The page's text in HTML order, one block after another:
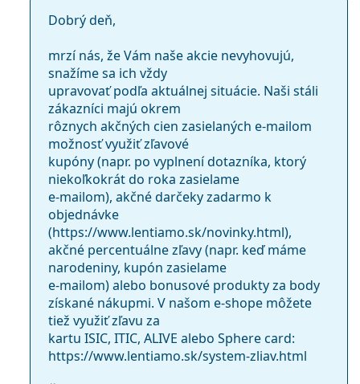
Dobrý deň,
mrzí nás, že Vám naše akcie nevyhovujú,
snažíme sa ich vždy
upravovať podľa aktuálnej situácie. Naši stáli
zákazníci majú okrem
rôznych akčných cien zasielaných e-mailom
možnosť využiť zľavové
kupóny (napr. po vyplnení dotazníka, ktorý
niekoľkokrát do roka zasielame
e-mailom), akčné darčeky zadarmo k
objednávke
(https://www.lentiamo.sk/novinky.html),
akčné percentuálne zľavy (napr. keď máme
narodeniny, kupón zasielame
e-mailom) alebo bonusové produkty za body
získané nákupmi. V našom e-shope môžete
tiež využiť zľavu za
kartu ISIC, ITIC, ALIVE alebo Sphere card:
https://www.lentiamo.sk/system-zliav.html